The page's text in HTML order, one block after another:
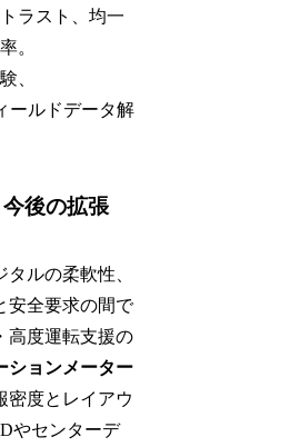
ラスト、均一
。
、
ールドデータ解
後の拡張
ルの柔軟性、
安全要求の間で
高度運転支援の
ションメーター
密度とレイアウ
やセンターデ